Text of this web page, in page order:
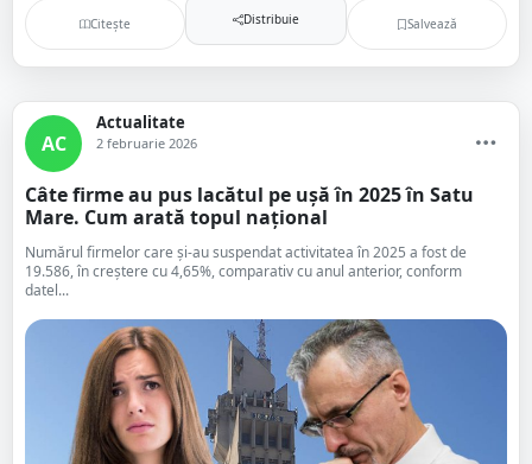
Citește Distribuie Salvează
AC
Actualitate
2 februarie 2026
Câte firme au pus lacătul pe ușă în 2025 în Satu
Mare. Cum arată topul național
Numărul firmelor care şi-au suspendat activitatea în 2025 a fost de
19.586, în creştere cu 4,65%, comparativ cu anul anterior, conform
datel...